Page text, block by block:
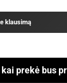
klausimą
prekė bus